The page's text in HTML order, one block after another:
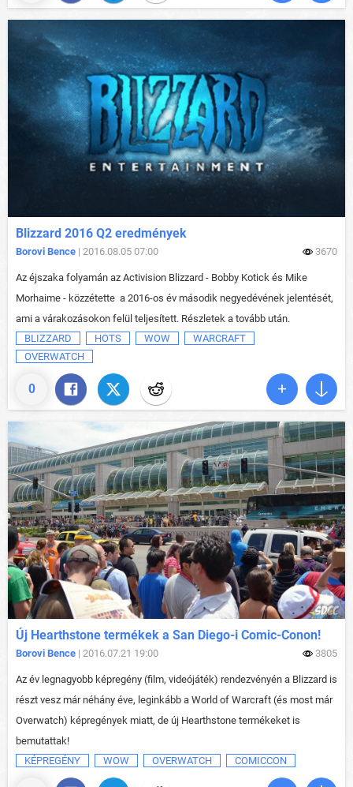
0
Blizzard 2016 Q2 eredmények
Borovi Bence | 2016.08.05 07:00 3670
Az éjszaka folyamán az Activision Blizzard - Bobby Kotick és Mike
Morhaime - közzétette a 2016-os év második negyedévének jelentését,
ami a várakozásokon felül teljesített. Részletek a tovább után.
BLIZZARD
HOTS WOW
WARCRAFT
OVERWATCH
Új Hearthstone termékek a San Diego-i Comic-Conon!
Borovi Bence | 2016.07.21 19:00 3805
Az év legnagyobb képregény (film, videójáték) rendezvényén a Blizzard is
részt vesz már néhány éve, leginkább a World of Warcraft (és most már
Overwatch) képregények miatt, de új Hearthstone termékeket is
bemutattak!
KÉPREGÉNY
WOW OVERWATCH COMICCON